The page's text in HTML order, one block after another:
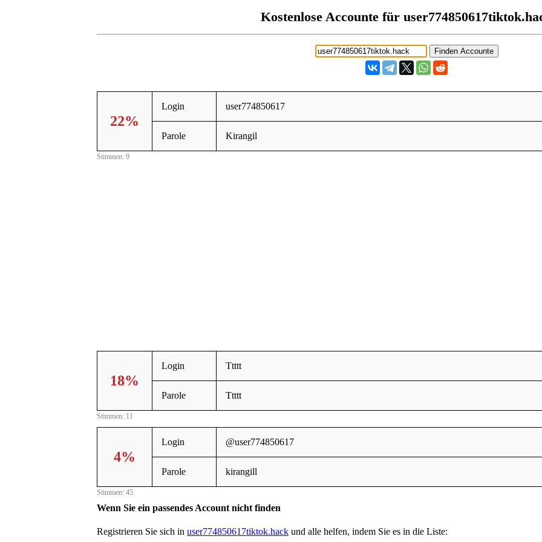
Kostenlose Accounte für
22%
Login user774850617
Parole Kirangil
Stimmen: 9
18%
Login Ttttt
Parole Ttttt
Stimmen: 11
4%
Login @user774850617
Parole kirangill
Stimmen: 45
Wenn Sie ein passendes Account nicht finden
Registrieren Sie sich in user774850617tiktok.hack und alle helfen, indem Sie es in die Liste: